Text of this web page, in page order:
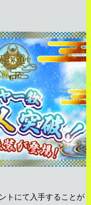
トにて入手することが